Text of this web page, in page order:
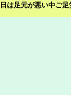
足元が悪い中ご足